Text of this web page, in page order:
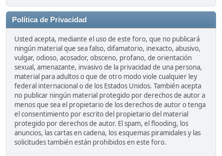
Política de Privacidad
Usted acepta, mediante el uso de este foro, que no publicará
ningún material que sea falso, difamatorio, inexacto, abusivo,
vulgar, odioso, acosador, obsceno, profano, de orientación
sexual, amenazante, invasivo de la privacidad de una persona,
material para adultos o que de otro modo viole cualquier ley
federal internacional o de los Estados Unidos. También acepta
no publicar ningún material protegido por derechos de autor a
menos que sea el propietario de los derechos de autor o tenga
el consentimiento por escrito del propietario del material
protegido por derechos de autor. El spam, el flooding, los
anuncios, las cartas en cadena, los esquemas piramidales y las
solicitudes también están prohibidos en este foro.